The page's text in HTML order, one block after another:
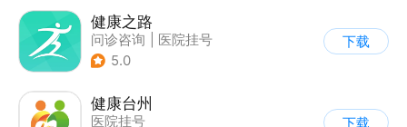
健康之路
问诊咨询
医院挂号
5.0
下载
健康台州
医院挂号
下载